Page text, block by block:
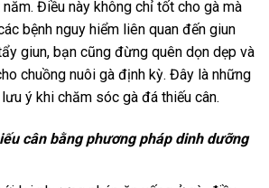
Điều này không chỉ tốt cho gà mà
bệnh nguy hiểm liên quan đến giun
giun, bạn cũng đừng quên dọn dẹp và
chuồng nuôi gà định kỳ. Đây là những
ý khi chăm sóc gà đá thiếu cân.
cân bằng phương pháp dinh dưỡng